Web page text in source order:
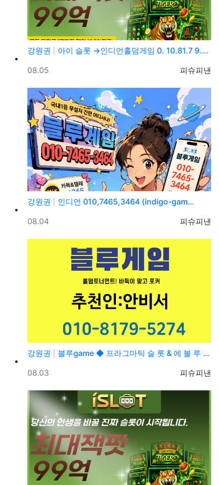
강원권
아이 슬롯 →인디언홀덤게임 0. 10.81.7 9.→5…
등록자
피슈피낸
등록일
08.05
강원권
인디언 010,7465,3464 (indigo-gam…
등록자
피슈피낸
등록일
08.04
강원권
블루game ◆ 프라그마틱 슬 롯 & 에 볼 루 션 ◆…
등록자
피슈피낸
등록일
08.03